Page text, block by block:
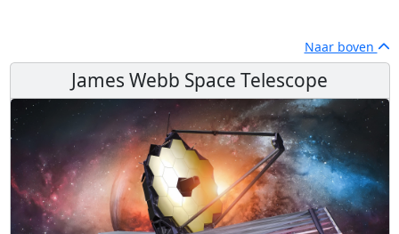
Naar boven
James Webb Space Telescope